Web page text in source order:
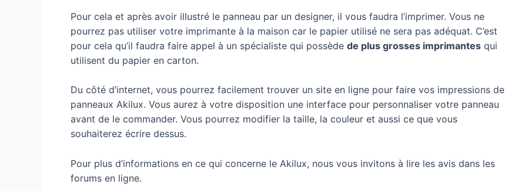
Pour cela et après avoir illustré le panneau par un designer, il vous faudra l’imprimer. Vous ne
pourrez pas utiliser votre imprimante à la maison car le papier utilisé ne sera pas adéquat. C’est
pour cela qu’il faudra faire appel à un spécialiste qui possède de plus grosses imprimantes qui
utilisent du papier en carton.
Du côté d’internet, vous pourrez facilement trouver un site en ligne pour faire vos impressions de
panneaux Akilux. Vous aurez à votre disposition une interface pour personnaliser votre panneau
avant de le commander. Vous pourrez modifier la taille, la couleur et aussi ce que vous
souhaiterez écrire dessus.
Pour plus d’informations en ce qui concerne le Akilux, nous vous invitons à lire les avis dans les
forums en ligne.